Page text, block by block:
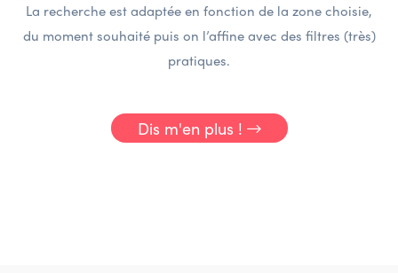
La recherche est adaptée en fonction de la zone choisie,
du moment souhaité puis on l’affine avec des filtres (très)
pratiques.
Dis m'en plus !